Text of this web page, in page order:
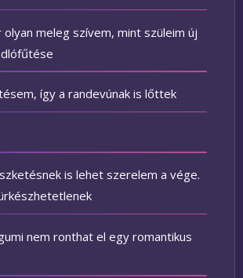
olyan meleg szívem, mint szüleim új
így a randevúnak is lőttek
is lehet szerelem a vége.
nem ronthat el egy romantikus